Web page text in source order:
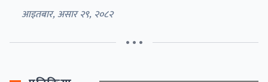
आइतबार, असार २९, २०८२
• • •